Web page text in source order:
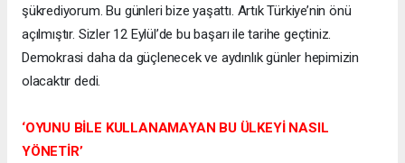
şükrediyorum. Bu günleri bize yaşattı. Artık Türkiye’nin önü
açılmıştır. Sizler 12 Eylül’de bu başarı ile tarihe geçtiniz.
Demokrasi daha da güçlenecek ve aydınlık günler hepimizin
olacaktır dedi.
‘OYUNU BİLE KULLANAMAYAN BU ÜLKEYİ NASIL
YÖNETİR’